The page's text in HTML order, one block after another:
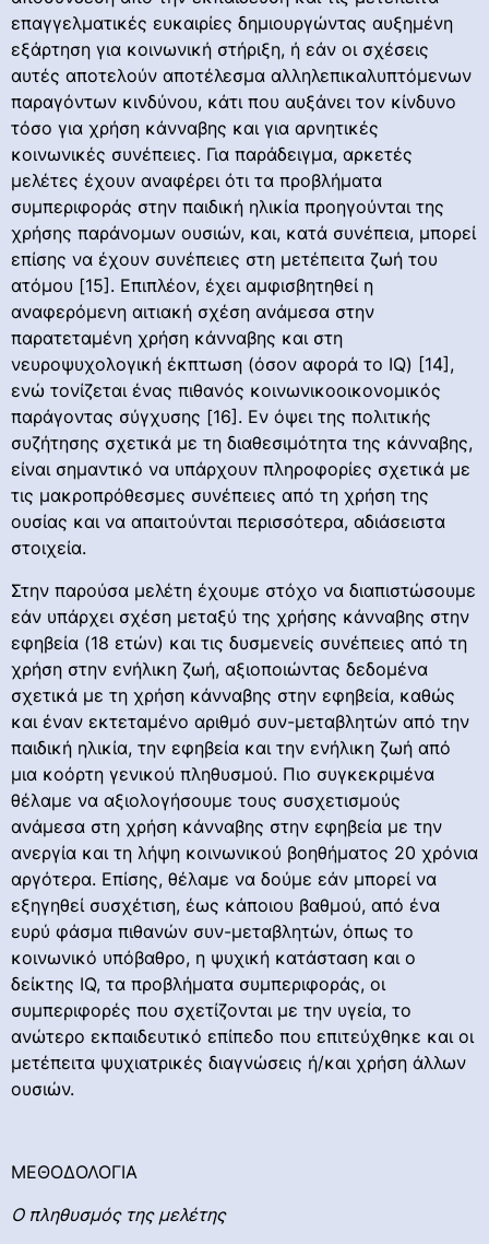
επαγγελματικές ευκαιρίες δημιουργώντας αυξημένη
εξάρτηση για κοινωνική στήριξη, ή εάν οι σχέσεις
αυτές αποτελούν αποτέλεσμα αλληλεπικαλυπτόμενων
παραγόντων κινδύνου, κάτι που αυξάνει τον κίνδυνο
τόσο για χρήση κάνναβης και για αρνητικές
κοινωνικές συνέπειες. Για παράδειγμα, αρκετές
μελέτες έχουν αναφέρει ότι τα προβλήματα
συμπεριφοράς στην παιδική ηλικία προηγούνται της
χρήσης παράνομων ουσιών, και, κατά συνέπεια, μπορεί
επίσης να έχουν συνέπειες στη μετέπειτα ζωή του
ατόμου [15]. Επιπλέον, έχει αμφισβητηθεί η
αναφερόμενη αιτιακή σχέση ανάμεσα στην
παρατεταμένη χρήση κάνναβης και στη
νευροψυχολογική έκπτωση (όσον αφορά το IQ) [14],
ενώ τονίζεται ένας πιθανός κοινωνικοοικονομικός
παράγοντας σύγχυσης [16]. Εν όψει της πολιτικής
συζήτησης σχετικά με τη διαθεσιμότητα της κάνναβης,
είναι σημαντικό να υπάρχουν πληροφορίες σχετικά με
τις μακροπρόθεσμες συνέπειες από τη χρήση της
ουσίας και να απαιτούνται περισσότερα, αδιάσειστα
στοιχεία.
Στην παρούσα μελέτη έχουμε στόχο να διαπιστώσουμε
εάν υπάρχει σχέση μεταξύ της χρήσης κάνναβης στην
εφηβεία (18 ετών) και τις δυσμενείς συνέπειες από τη
χρήση στην ενήλικη ζωή, αξιοποιώντας δεδομένα
σχετικά με τη χρήση κάνναβης στην εφηβεία, καθώς
και έναν εκτεταμένο αριθμό συν-μεταβλητών από την
παιδική ηλικία, την εφηβεία και την ενήλικη ζωή από
μια κοόρτη γενικού πληθυσμού. Πιο συγκεκριμένα
θέλαμε να αξιολογήσουμε τους συσχετισμούς
ανάμεσα στη χρήση κάνναβης στην εφηβεία με την
ανεργία και τη λήψη κοινωνικού βοηθήματος 20 χρόνια
αργότερα. Επίσης, θέλαμε να δούμε εάν μπορεί να
εξηγηθεί συσχέτιση, έως κάποιου βαθμού, από ένα
ευρύ φάσμα πιθανών συν-μεταβλητών, όπως το
κοινωνικό υπόβαθρο, η ψυχική κατάσταση και ο
δείκτης IQ, τα προβλήματα συμπεριφοράς, οι
συμπεριφορές που σχετίζονται με την υγεία, το
ανώτερο εκπαιδευτικό επίπεδο που επιτεύχθηκε και οι
μετέπειτα ψυχιατρικές διαγνώσεις ή/και χρήση άλλων
ουσιών.
ΜΕΘΟΔΟΛΟΓΙΑ
Oπληθυσμός της μελέτης